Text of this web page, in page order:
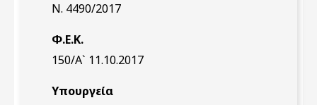
Ν. 4490/2017
Φ.Ε.Κ.
150/Α` 11.10.2017
Υπουργεία